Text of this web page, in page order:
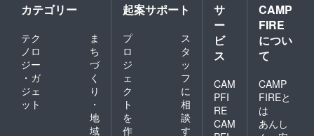
カテゴリー
テク
ノロ
ジー
・ガ
ジェ
ット
ま
ち
づ
く
り
・
地
域
起案サポート
プ
ロ
ジ
ェ
ク
ト
を
作
ス
タ
ッ
フ
に
相
談
す
サ
ー
ビ
ス
CAM
PFI
RE
CAM
CAMP
FIRE
につい
て
CAMP
FIREと
は
あんし